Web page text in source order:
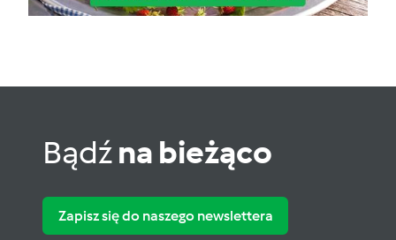
Bądźna bieżąco
Zapisz się do naszego newslettera